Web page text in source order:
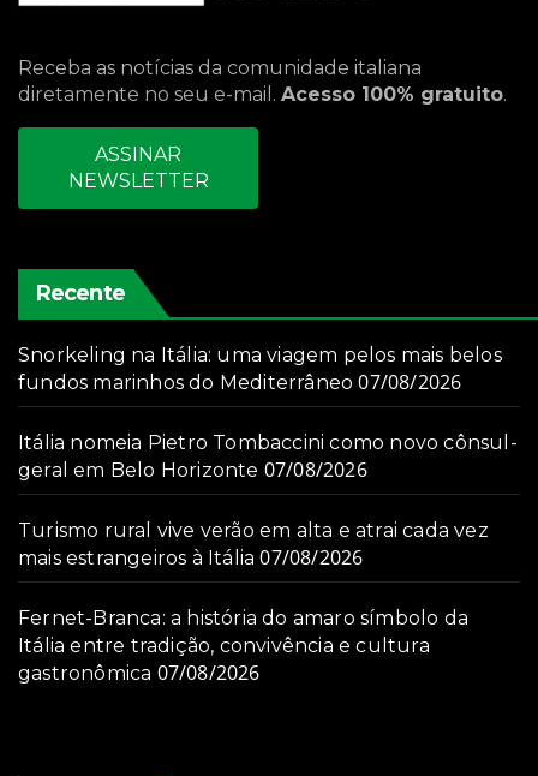
Receba as notícias da comunidade italiana
diretamente no seu e-mail. Acesso 100% gratuito.
ASSINAR
NEWSLETTER
Recente
Snorkeling na Itália: uma viagem pelos mais belos
fundos marinhos do Mediterrâneo 07/08/2026
Itália nomeia Pietro Tombaccini como novo cônsul-
geral em Belo Horizonte 07/08/2026
Turismo rural vive verão em alta e atrai cada vez
mais estrangeiros à Itália 07/08/2026
Fernet-Branca: a história do amaro símbolo da
Itália entre tradição, convivência e cultura
gastronômica 07/08/2026